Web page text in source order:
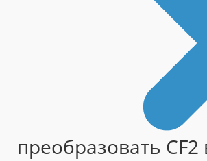
преобразовать CF2